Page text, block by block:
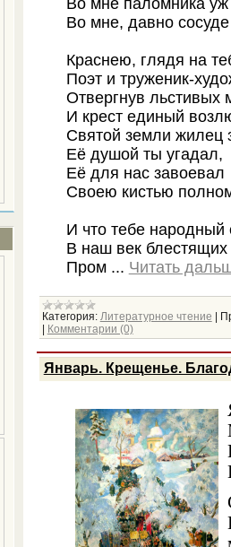
Во мне, давно
Краснею, глядя на
Поэт и труженик-
Отвергнув льстивых
И крест единый
Святой земли жилец
Её душой ты угадал,
Её для нас завоевал
Своею кистью
И что тебе народный
В наш век блестящих
Пром ... Читать
Категория: Литературное чтение |
| Комментарии (0)
Январь. Крещенье.